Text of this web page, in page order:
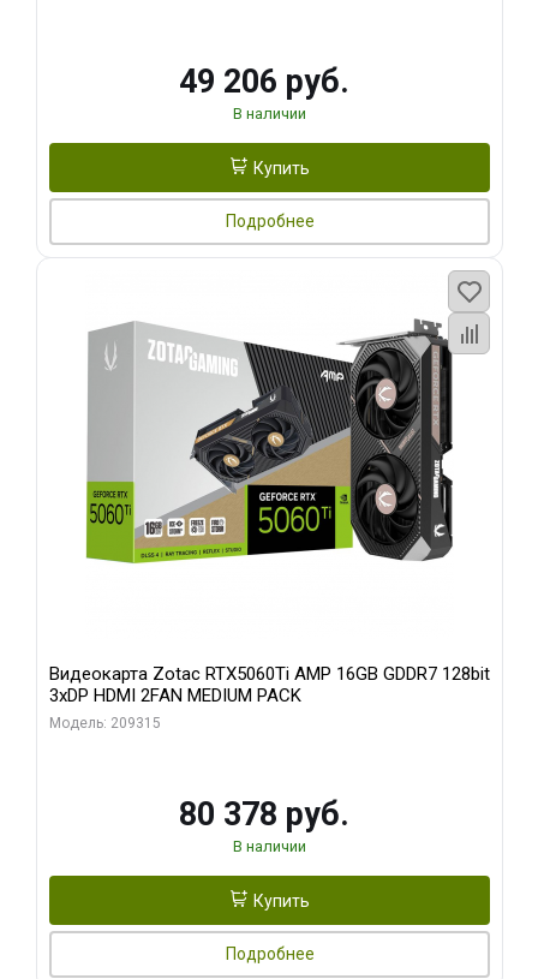
49 206 руб.
В наличии
Купить
Подробнее
Видеокарта Zotac RTX5060Ti AMP 16GB GDDR7 128bit
3xDP HDMI 2FAN MEDIUM PACK
Модель: 209315
80 378 руб.
В наличии
Купить
Подробнее